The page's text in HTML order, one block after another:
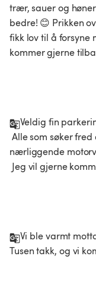
trær, sauer og
bedre! 😊 Prikken
fikk lov til å forsyne
kommer gjerne
Veldig fin
nærliggende
Jeg vil gjerne
Vi ble varmt
Tusen takk, og vi